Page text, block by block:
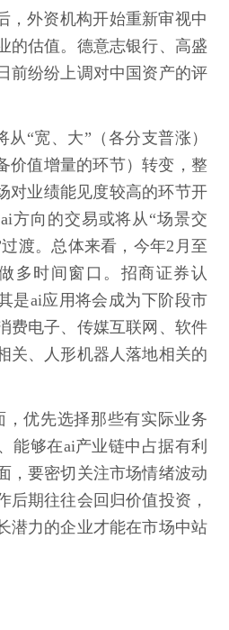
，外资机构开始重新审视中
的估值。德意志银行、高盛
前纷纷上调对中国资产的评
“宽、大”（各分支普涨）
价值增量的环节）转变，整
对业绩能见度较高的环节开
方向的交易或将从“场景交
渡。总体来看，今年2月至
多时间窗口。招商证券认
是ai应用将会成为下阶段市
费电子、传媒互联网、软件
关、人形机器人落地相关的
，优先选择那些有实际业务
能够在ai产业链中占据有利
，要密切关注市场情绪波动
后期往往会回归价值投资，
潜力的企业才能在市场中站